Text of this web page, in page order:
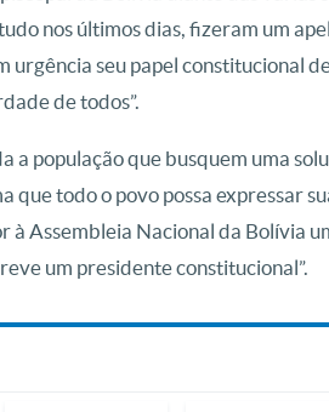
nos últimos dias, fizeram um
urgência seu papel constitucional
de todos”.
a população que busquem uma
que todo o povo possa expressar
à Assembleia Nacional da Bolívia
um presidente constitucional”.